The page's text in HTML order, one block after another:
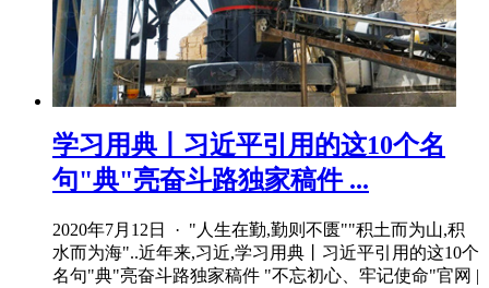
学习用典丨习近平引用的这10个名
句"典"亮奋斗路独家稿件 ...
2020年7月12日 · "人生在勤,勤则不匮""积土而为山,积
水而为海"..近年来,习近,学习用典丨习近平引用的这10个
名句"典"亮奋斗路独家稿件 "不忘初心、牢记使命"官网 |